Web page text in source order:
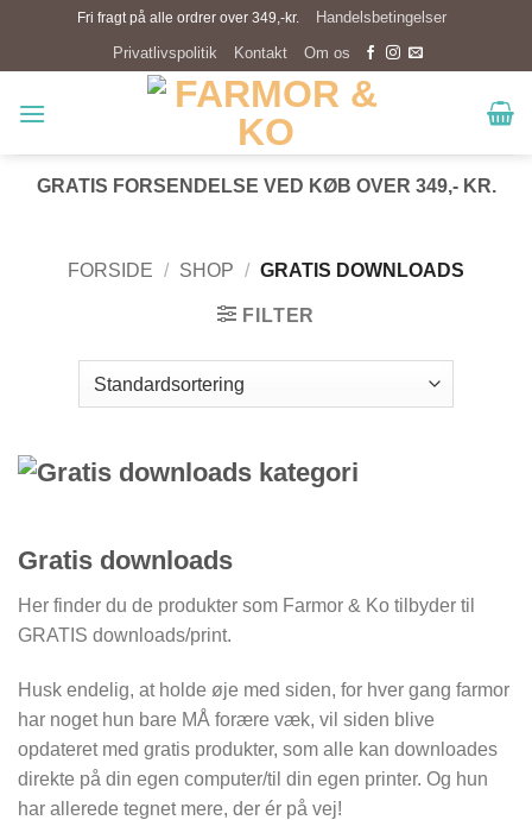
indhold
Fri fragt på alle ordrer over 349,-kr.
Handelsbetingelser
Privatlivspolitik
Kontakt Om os
GRATIS FORSENDELSE VED KØB OVER 349,- KR.
FORSIDE / SHOP / GRATIS DOWNLOADS
FILTER
Gratis downloads
Her finder du de produkter som Farmor & Ko tilbyder til
GRATIS downloads/print.
Husk endelig, at holde øje med siden, for hver gang farmor
har noget hun bare MÅ forære væk, vil siden blive
opdateret med gratis produkter, som alle kan downloades
direkte på din egen computer/til din egen printer. Og hun
har allerede tegnet mere, der ér på vej!